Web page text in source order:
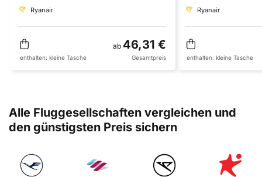
Ryanair
ab 46,31 €
enthalten: kleine Tasche Gesamtpreis
Ryanair
enthalten: kleine Tasche
Alle Fluggesellschaften vergleichen und
den günstigsten Preis sichern